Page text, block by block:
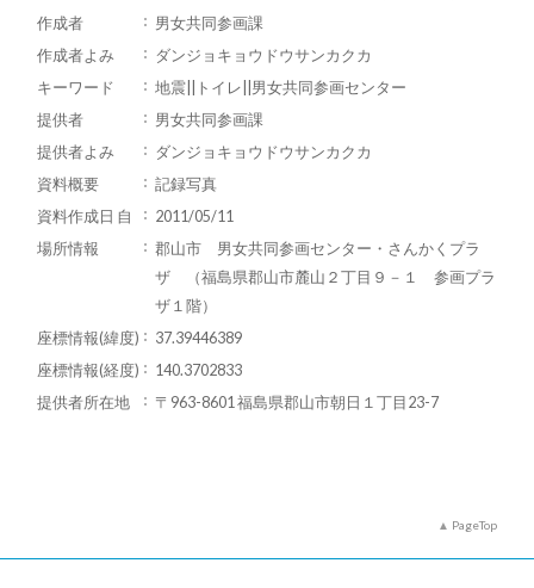
作成者
男女共同参画課
作成者よみ
ダンジョキョウドウサンカクカ
キーワード
地震||トイレ||男女共同参画センター
提供者
男女共同参画課
提供者よみ
ダンジョキョウドウサンカクカ
資料概要
記録写真
資料作成日 自
2011/05/11
場所情報
郡山市 男女共同参画センター・さんかくプラ
ザ （福島県郡山市麓山２丁目９－１ 参画プラ
ザ１階）
座標情報(緯度)
37.39446389
座標情報(経度)
140.3702833
提供者所在地
〒963-8601 福島県郡山市朝日１丁目23-7
PageTop